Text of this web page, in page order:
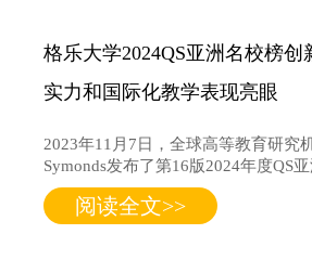
格乐大学2024QS亚洲名校榜
实力和国际化教学表现亮眼
2023年11月7日，全球高等教育研究
Symonds发布了第16版2024年度QS亚
阅读全文>>